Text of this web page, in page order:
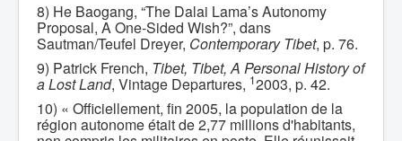
8) He Baogang, “The Dalai Lama’s Autonomy
Proposal, A One-Sided Wish?”, dans
Sautman/Teufel Dreyer, Contemporary Tibet, p. 76.
9) Patrick French, Tibet, Tibet, A Personal History of
a Lost Land, Vintage Departures, 12003, p. 42.
10) « Officiellement, fin 2005, la population de la
région autonome était de 2,77 millions d'habitants,